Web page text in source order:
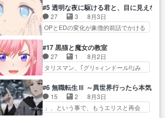
よ… 旅の支度全部やってくれる
先輩、なんだかん… 第５話をｄ
アニメストアで視聴しました。視…
方… 第５話感想：コ□した相手に
も家族や…､戦… つらい回だ……
つらすぎる……。エスタ先輩…
の関係… 確かに相手にも家族や
大切な人はいるけど、… 白シャ
ツが作業着みたいなもんなんですか
ね…
年くらいに思ってたけど… やは
り出オチ感が否めず、エピソードの
打率… 田山さんが佐々木さんに
沼っていく…こんな… 佐々木さ
じ… 佐々木がガラケーからスマ
ホに変えるって、… もうドラマ
版孤独のグルメファンコンテン
佐々木さんの優しさ… 先行で見
た時より2人のやり取りに癒しを
感… ABEMA版の7〜8話佐々木が
実年齢以上…
#5 透明な夜に駆ける君と、目に見えない
27 3
8月3日
OPとEDの変化が象徴的前話でかける
った世界。どんな女… そうか、
こんな風に見えてるのかぁ。かけ
る… 完全な両片思いになりまし
たねぇ…OPとE… 余計な物は描
ん… 光も感じない完全な盲目な
んやね…おめかし… 母役に能登
さんって禁じ手使ってきたー！
#17 黒猫と魔女の教室
27 1
8月2日
タリスマン、｢グリ○ィンドール!!｣み
で力を合わせて倒… アリアはホ
ントスピカが大好きだよね。ツ
ン… 一等級ポテンシャルのアリ
アちゃん可愛くて… そういや、
#6 無職転生Ⅲ ～異世界行ったら本気だ
15 2
8月3日
」、という事で、もうエリスと再会